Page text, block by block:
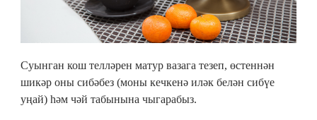
Суынган кош телләрен матур вазага тезеп, өстеннән
шикәр оны сибәбез (моны кечкенә иләк белән сибүе
уңай) һәм чәй табынына чыгарабыз.